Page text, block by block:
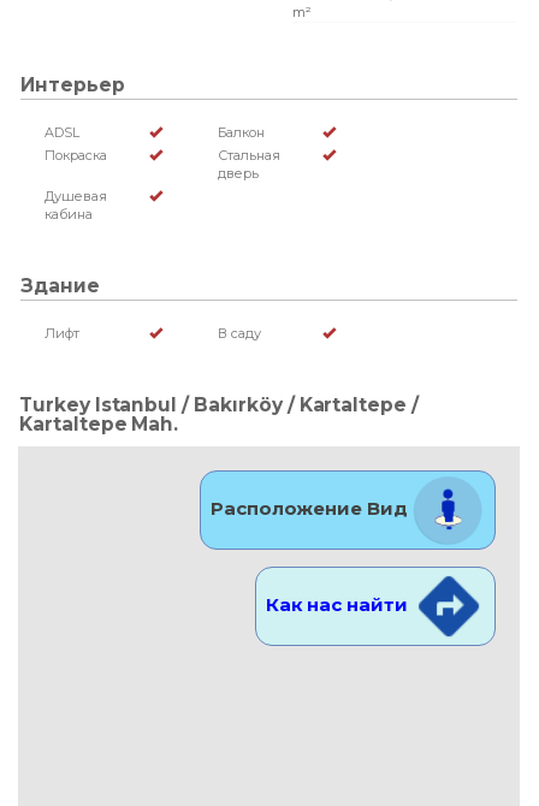
m²
Интерьер
ADSL
Балкон
Покраска
Стальная
дверь
Душевая
кабина
Здание
Лифт В саду
Turkey Istanbul / Bakırköy/ Kartaltepe /
Kartaltepe Mah.
Расположение Вид
Как нас найти